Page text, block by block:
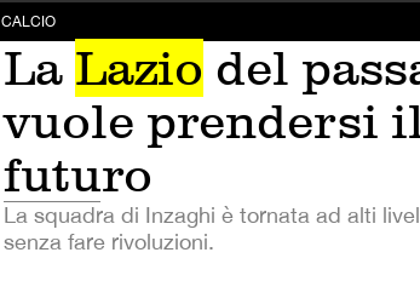
CALCIO
La Lazio del
vuole prendersi
futuro
La squadra di Inzaghi è tornata ad alti
senza fare rivoluzioni.